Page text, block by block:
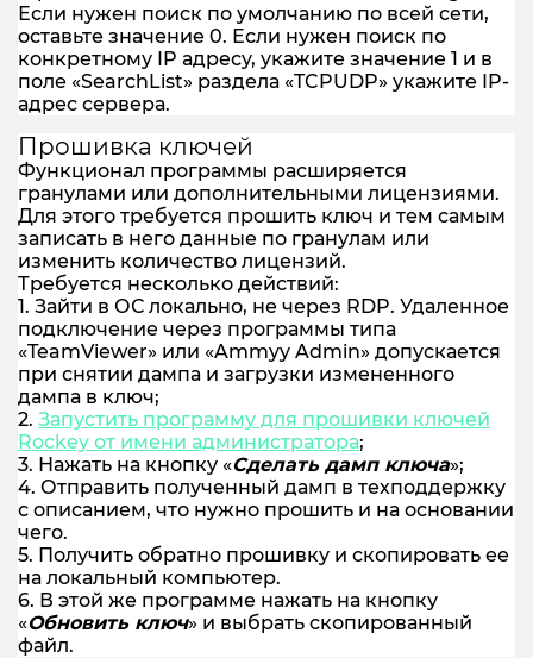
Если нужен поиск по умолчанию по всей сети,
оставьте значение 0. Если нужен поиск по
конкретному IP адресу, укажите значение 1 и в
поле «SearchList» раздела «TCPUDP» укажите IP-
адрес сервера.
Прошивка ключей
Функционал программы расширяется
гранулами или дополнительными лицензиями.
Для этого требуется прошить ключ и тем самым
записать в него данные по гранулам или
изменить количество лицензий.
Требуется несколько действий:
1. Зайти в ОС локально, не через RDP. Удаленное
подключение через программы типа
«TeamViewer» или «Ammyy Admin» допускается
при снятии дампа и загрузки измененного
дампа в ключ;
2. Запустить программу для прошивки ключей
Rockey от имени администратора;
3. Нажать на кнопку «Сделать дамп ключа»;
4. Отправить полученный дамп в техподдержку
с описанием, что нужно прошить и на основании
чего.
5. Получить обратно прошивку и скопировать ее
на локальный компьютер.
6. В этой же программе нажать на кнопку
«Обновить ключ» и выбрать скопированный
файл.